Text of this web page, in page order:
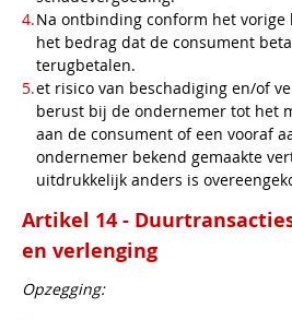
Na ontbinding conform het
het bedrag dat de consument
terugbetalen.
et risico van beschadiging en/of
berust bij de ondernemer tot het
aan de consument of een vooraf
ondernemer bekend gemaakte
uitdrukkelijk anders is
Artikel 14 -
en verlenging
Opzegging: